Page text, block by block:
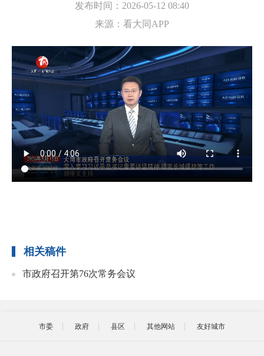
发布时间： 2026-05-12 08:40
来源： 看大同APP
相关稿件
市政府召开第76次常务会议
市委 政府 县区 其他网站 友好城市